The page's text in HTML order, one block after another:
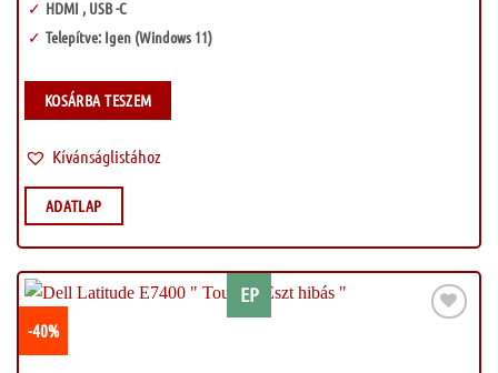
HDMI , USB -C
Telepítve: Igen (Windows 11)
KOSÁRBA TESZEM
Kívánságlistához
ADATLAP
EP
-40%